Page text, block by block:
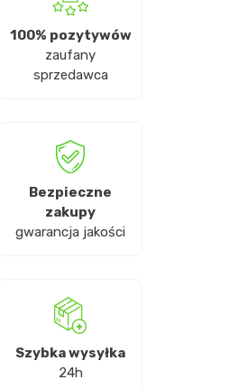
100% pozytywów
zaufany
sprzedawca
Bezpieczne
zakupy
gwarancja jakości
Szybka wysyłka
24h